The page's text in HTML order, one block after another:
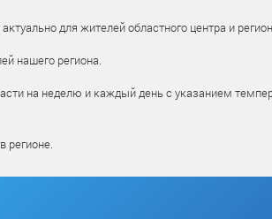
для жителей областного центра и
нашего региона.
на неделю и каждый день с указанием
регионе.